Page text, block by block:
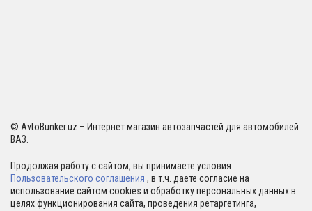
© AvtoBunker.uz – Интернет магазин автозапчастей для автомобилей
ВАЗ.
Продолжая работу с сайтом, вы принимаете условия
Пользовательского соглашения , в т.ч. даете согласие на
использование сайтом cookies и обработку персональных данных в
целях функционирования сайта, проведения ретаргетинга,